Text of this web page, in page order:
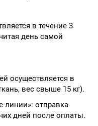
в течение 3
день самой
осуществляется в
вес свыше 15 кг).
линии»: отправка
дней после оплаты.